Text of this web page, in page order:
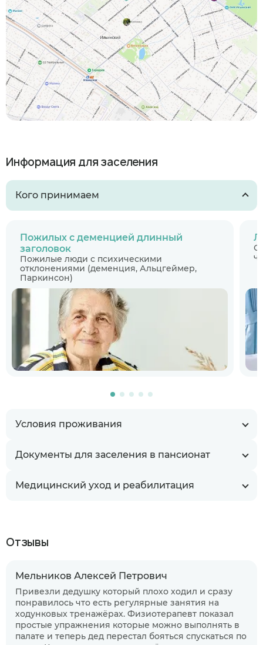
Информация для заселения
Кого принимаем
Условия проживания
Документы для заселения в пансионат
Медицинский уход и реабилитация
Пожилых с деменцией длинный
заголовок
Пожилые люди с психическими
отклонениями (деменция, Альцгеймер,
Паркинсон)
Отзывы
Мельников Алексей Петрович
Привезли дедушку который плохо ходил и сразу
понравилось что есть регулярные занятия на
ходунковых тренажёрах. Физиотерапевт показал
простые упражнения которые можно выполнять в
палате и теперь дед перестал бояться спускаться по